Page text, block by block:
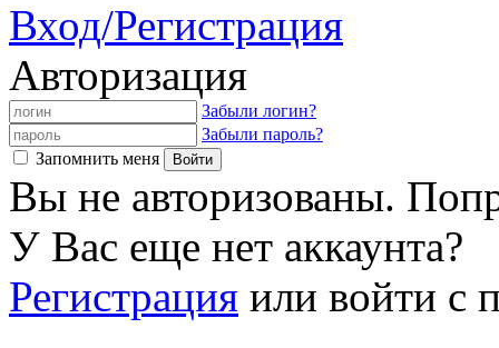
Вход/Регистрация
Авторизация
Забыли логин?
Забыли пароль?
Запомнить меня
Вы не авторизованы.
У Вас еще нет аккаунта?
Регистрация или войти с